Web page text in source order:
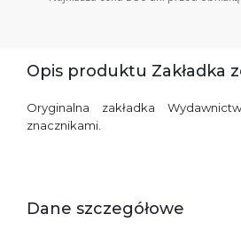
Opis produktu Zakładka
Oryginalna zakładka
znacznikami.
Dane szczegółowe